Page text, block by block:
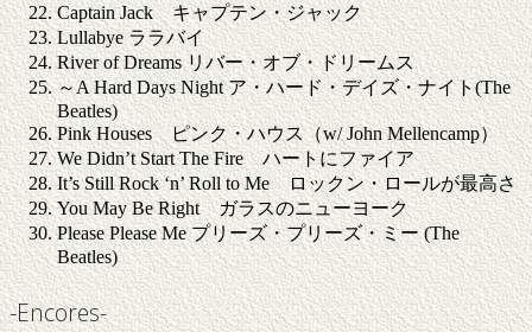
Captain Jack キャプテン・ジャック
Lullabye ララバイ
River of Dreams リバー・オブ・ドリームス
～A Hard Days Night ア・ハード・デイズ・ナイト(The
Beatles)
Pink Houses ピンク・ハウス（w/ John Mellencamp）
We Didn’t Start The Fire ハートにファイア
It’s Still Rock ‘n’ Roll to Me ロックン・ロールが最高さ
You May Be Right ガラスのニューヨーク
Please Please Me プリーズ・プリーズ・ミー (The
Beatles)
-Encores-